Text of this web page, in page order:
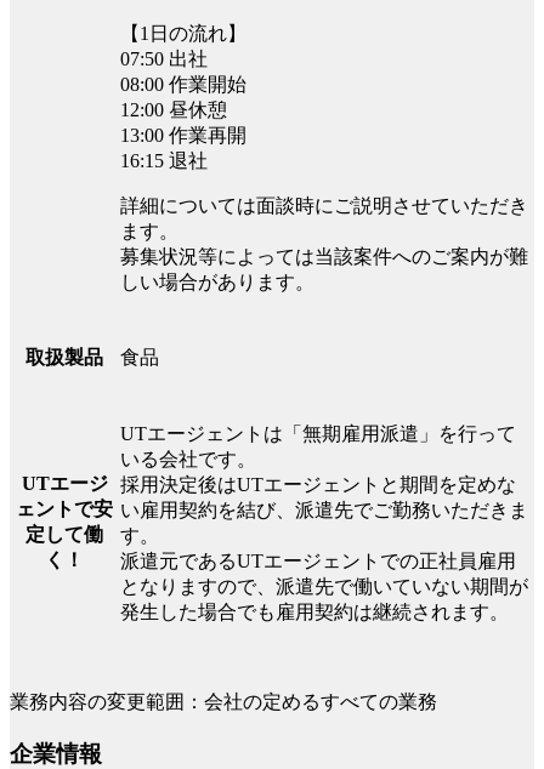
【1日の流れ】
07:50 出社
08:00 作業開始
12:00 昼休憩
13:00 作業再開
16:15 退社
詳細については面談時にご説明させていただき
ます。
募集状況等によっては当該案件へのご案内が難
しい場合があります。
取扱製品 食品
UTエージ
ェントで安
定して働
く！
UTエージェントは「無期雇用派遣」を行って
いる会社です。
採用決定後はUTエージェントと期間を定めな
い雇用契約を結び、派遣先でご勤務いただきま
す。
派遣元であるUTエージェントでの正社員雇用
となりますので、派遣先で働いていない期間が
発生した場合でも雇用契約は継続されます。
業務内容の変更範囲：会社の定めるすべての業務
企業情報